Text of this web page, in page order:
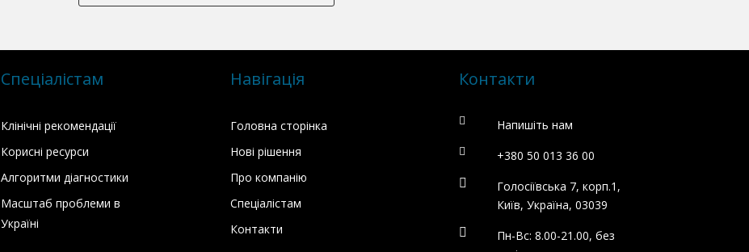
Спеціалістам
Клінічні рекомендації
Корисні ресурси
Алгоритми діагностики
Масштаб проблеми в
Україні
Навігація
Головна сторінка
Нові рішення
Про компанію
Спеціалістам
Контакти
Контакти
 Напишіть нам
 +380 50 013 36 00

Голосіївська 7, корп.1,
Київ, Україна, 03039

Пн-Вс: 8.00-21.00, без